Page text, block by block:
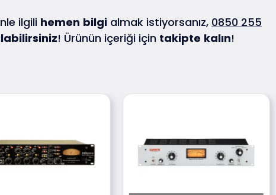
ilgili hemen bilgi almak istiyorsanız, 0850 255
! Ürünün içeriği için takipte kalın!